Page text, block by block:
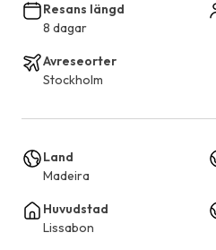
Resans längd
8 dagar
Avreseorter
Stockholm
Land
Madeira
Huvudstad
Lissabon